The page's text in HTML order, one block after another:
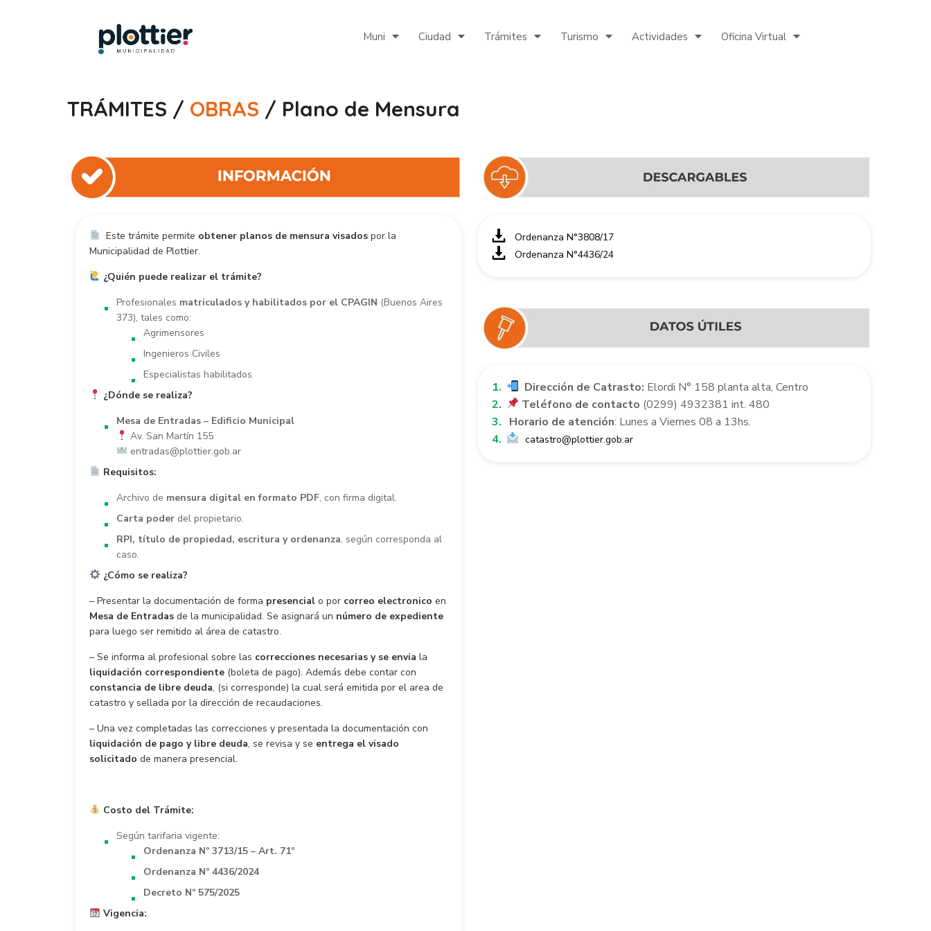
Muni Ciudad Trámites Turismo Actividades Oficina Virtual
TRÁMITES / OBRAS / Plano de Mensura
Este trámite permite obtener planos de mensura visadospor la
Municipalidad de Plottier.
¿Quién puede realizar el trámite?
Profesionales matriculados y habilitados por el CPAGIN (Buenos Aires
373), tales como:
Agrimensores
Ingenieros Civiles
Especialistas habilitados
¿Dónde se realiza?
Mesa de Entradas – Edificio Municipal
Av. San Martín 155
entradas@plottier.gob.ar
Requisitos:
Archivo de mensura digital en formato PDF, con firma digital.
Carta poder del propietario.
RPI, título de propiedad, escritura y ordenanza, según corresponda al
caso.
¿Cómo se realiza?
– Presentar la documentación de forma presencial o por correo electronico en
Mesa de Entradas de la municipalidad. Se asignará un número de expediente
para luego ser remitido al área de catastro.
– Se informa al profesional sobre las correcciones necesarias y se envia la
liquidación correspondiente (boleta de pago). Además debe contar con
constancia de libre deuda, (si corresponde) la cual será emitida por el area de
catastro y sellada por la dirección de recaudaciones.
– Una vez completadas las correcciones y presentada la documentación con
liquidación de pago y libre deuda, se revisa y se entrega el visado
solicitado de manera presencial.
Costo del Trámite:
Según tarifaria vigente:
Ordenanza Nº 3713/15 – Art. 71º
Ordenanza Nº 4436/2024
Decreto Nº 575/2025
Vigencia:
Ordenanza N°3808/17
Ordenanza N°4436/24
Dirección de Catrasto: Elordi N° 158 planta alta, Centro
Teléfono de contacto (0299) 4932381 int. 480
Horario de atención: Lunes a Viernes 08 a 13hs.
catastro@plottier.gob.ar